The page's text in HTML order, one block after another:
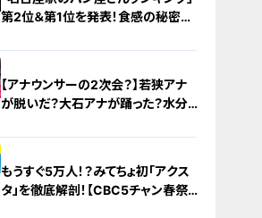
第2位＆第1位を発表！食感の秘密
レーム」の食パンへのこだわり
【アナウンサーの2次会？】若狭アナ
が脱いだ？大石アナが踊った？水分
カラオケ大会ほぼすべて見せます！
もうすぐ5万人！？みてちょ初「アクス
タ」を徹底解剖！【CBC5チャン春祭り